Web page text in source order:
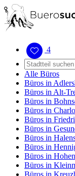
4
Alle Büros
Büros in
Büros in Alt-
Büros in
Büros in
Büros in
Büros in
Büros in
Büros in
Büros in
Büros in
Büros in